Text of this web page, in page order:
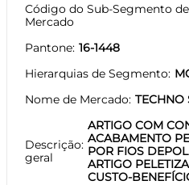
Código do Sub-Segmento de
Mercado
Pantone 16-1448
Hierarquias de Segmento
Nome de Mercado TECHNO
Descrição
geral
ARTIGO COM
ACABAMENTO
POR FIOS
ARTIGO
CUSTO-